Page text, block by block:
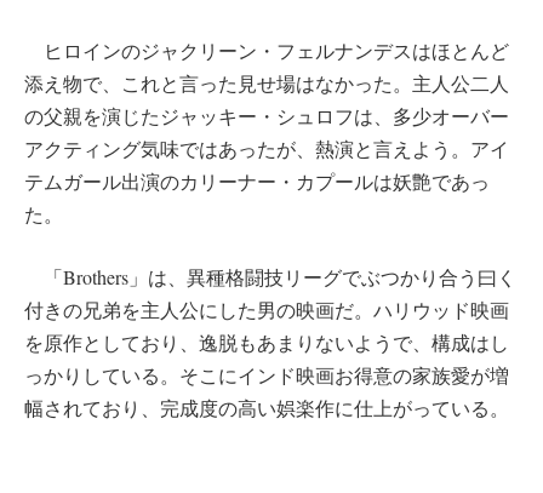
ヒロインのジャクリーン・フェルナンデスはほとんど
添え物で、これと言った見せ場はなかった。主人公二人
の父親を演じたジャッキー・シュロフは、多少オーバー
アクティング気味ではあったが、熱演と言えよう。アイ
テムガール出演のカリーナー・カプールは妖艶であっ
た。
「Brothers」は、異種格闘技リーグでぶつかり合う曰く
付きの兄弟を主人公にした男の映画だ。ハリウッド映画
を原作としており、逸脱もあまりないようで、構成はし
っかりしている。そこにインド映画お得意の家族愛が増
幅されており、完成度の高い娯楽作に仕上がっている。